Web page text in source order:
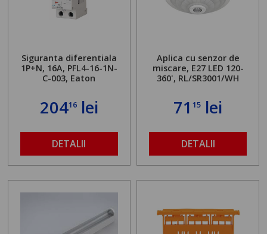
Siguranta diferentiala
1P+N, 16A, PFL4-16-1N-
C-003, Eaton
20416lei
DETALII
Aplica cu senzor de
miscare, E27 LED 120-
360', RL/SR3001/WH
7115 lei
DETALII